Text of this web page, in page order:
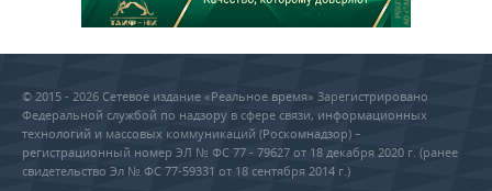
© 2015 - 2026 Сетевое издание «Реальное время» Зарегистрировано
Федеральной службой по надзору в сфере связи, информационных
технологий и массовых коммуникаций (Роскомнадзор) –
регистрационный номер ЭЛ № ФС 77 - 79627 от 18 декабря 2020 г. (ранее
свидетельство Эл № ФС 77-59331 от 18 сентября 2014 г.)